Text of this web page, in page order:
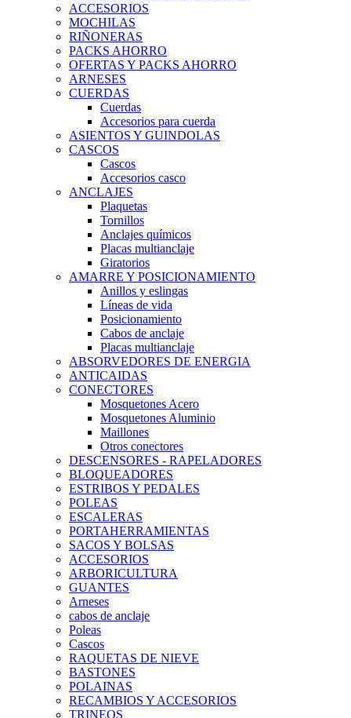
ACCESORIOS
MOCHILAS
RIÑONERAS
PACKS AHORRO
OFERTAS Y PACKS AHORRO
ARNESES
CUERDAS
Cuerdas
Accesorios para cuerda
ASIENTOS Y GUINDOLAS
CASCOS
Cascos
Accesorios casco
ANCLAJES
Plaquetas
Tornillos
Anclajes químicos
Placas multianclaje
Giratorios
AMARRE Y POSICIONAMIENTO
Anillos y eslingas
Líneas de vida
Posicionamiento
Cabos de anclaje
Placas multianclaje
ABSORVEDORES DE ENERGIA
ANTICAIDAS
CONECTORES
Mosquetones Acero
Mosquetones Aluminio
Maillones
Otros conectores
DESCENSORES - RAPELADORES
BLOQUEADORES
ESTRIBOS Y PEDALES
POLEAS
ESCALERAS
PORTAHERRAMIENTAS
SACOS Y BOLSAS
ACCESORIOS
ARBORICULTURA
GUANTES
Arneses
cabos de anclaje
Poleas
Cascos
RAQUETAS DE NIEVE
BASTONES
POLAINAS
RECAMBIOS Y ACCESORIOS
TRINEOS